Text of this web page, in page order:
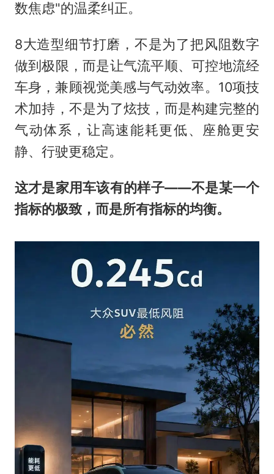
数焦虑"的温柔纠正。
8大造型细节打磨，不是为了把风阻数字
做到极限，而是让气流平顺、可控地流经
车身，兼顾视觉美感与气动效率。10项技
术加持，不是为了炫技，而是构建完整的
气动体系，让高速能耗更低、座舱更安
静、行驶更稳定。
这才是家用车该有的样子——不是某一个
指标的极致，而是所有指标的均衡。